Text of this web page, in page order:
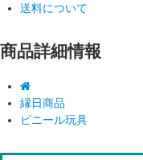
送料について
商品詳細情報
縁日商品
ビニール玩具